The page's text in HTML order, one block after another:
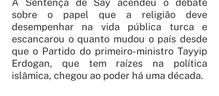
A Sentença de Say acendeu o debate
sobre o papel que a religião deve
desempenhar na vida pública turca e
escancarou o quanto mudou o país desde
que o Partido do primeiro-ministro Tayyip
Erdogan, que tem raízes na política
islâmica, chegou ao poder há uma década.